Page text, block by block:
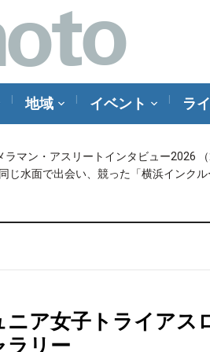
地域 イベント ラ
ラマン・アスリートインタビュー2026
水面で出会い、競った「横浜インク
ニア女子トライアス
ラリー